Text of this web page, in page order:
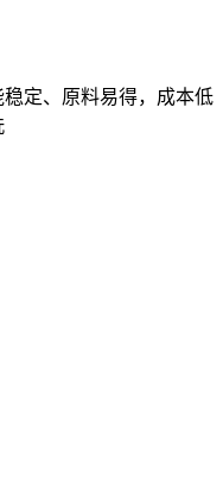
定、原料易得，成本低